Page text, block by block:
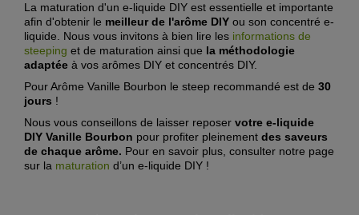
La maturation d'un e-liquide DIY est essentielle et importante
afin d'obtenir le meilleur de l'arôme DIY ou son concentré e-
liquide. Nous vous invitons à bien lire les informations de
steeping et de maturation ainsi que la méthodologie
adaptée à vos arômes DIY et concentrés DIY.
PourArôme Vanille Bourbon le steep recommandé est de 30
jours !
Nous vous conseillons de laisser reposer votre e-liquide
DIY Vanille Bourbon pour profiter pleinement des saveurs
de chaque arôme. Pour en savoir plus, consulter notre page
sur la maturation d’un e-liquide DIY !